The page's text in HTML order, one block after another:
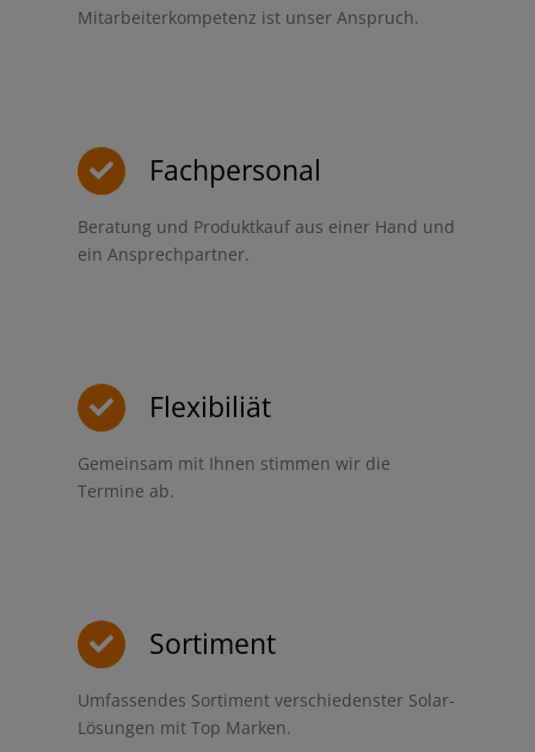
Mitarbeiterkompetenz ist unser Anspruch.
Fachpersonal
Beratung und Produktkauf aus einer Hand und
ein Ansprechpartner.
Flexibiliät
Gemeinsam mit Ihnen stimmen wir die
Termine ab.
Sortiment
Umfassendes Sortiment verschiedenster Solar-
Lösungen mit Top Marken.